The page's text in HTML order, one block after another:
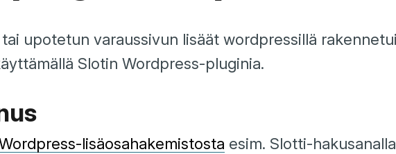
upotetun varaussivun lisäät wordpressillä
Slotin Wordpress-pluginia.
lisäosahakemistosta esim. Slotti-